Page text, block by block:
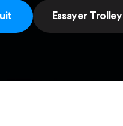
Essayer Trolley